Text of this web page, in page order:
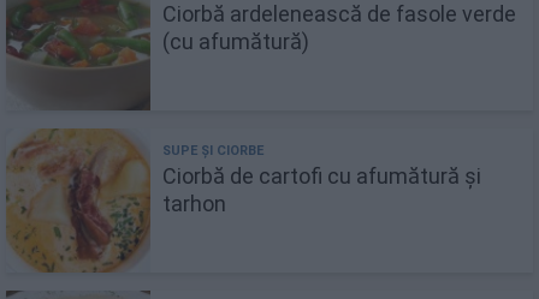
Ciorbă ardelenească de fasole verde
(cu afumătură)
Ciorbă de cartofi cu afumătură și
tarhon